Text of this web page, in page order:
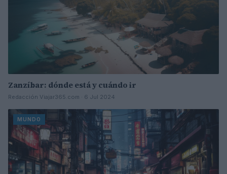
Zanzíbar: dónde está y cuándo ir
Redacción Viajar365.com · 6 Jul 2024
MUNDO